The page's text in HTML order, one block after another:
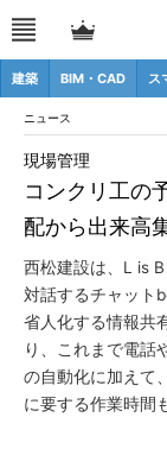
建築 BIM・CAD ス
ニュース
コンクリ工の
配から出来高
現場管理
西松建設は、L is
対話するチャット
省人化する情報共
り、これまで電話
の自動化に加えて
に要する作業時間